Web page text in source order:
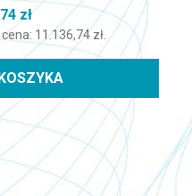
zł
11.136,74 zł.